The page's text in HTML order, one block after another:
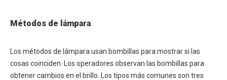
Métodos de lámpara
Los métodos de lámpara usan bombillas para mostrar si las
cosas coinciden. Los operadores observan las bombillas para
obtener cambios en el brillo. Los tipos más comunes son tres